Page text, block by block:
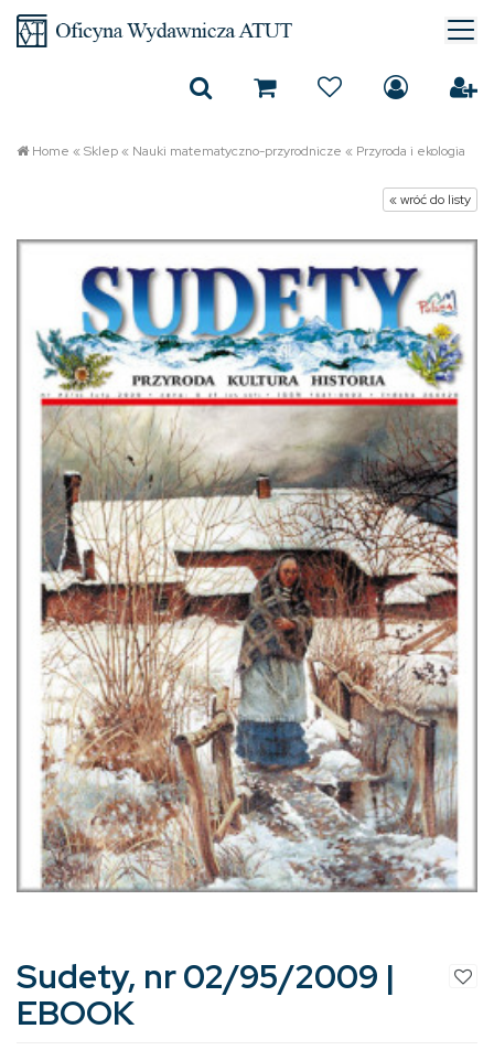
Home «Sklep« Nauki matematyczno-przyrodnicze « Przyroda i ekologia
« wróć do listy
Sudety, nr 02/95/2009 |
EBOOK